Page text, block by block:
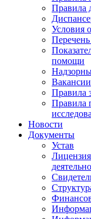
Правила
Условия
Перечень
помощи
Вакансии
Правила
Правила
Новости
Документы
Устав